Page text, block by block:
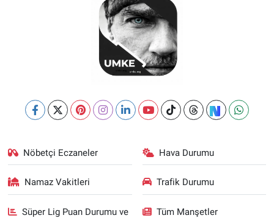
Nöbetçi Eczaneler Hava Durumu
Namaz Vakitleri Trafik Durumu
Süper Lig Puan Durumu ve
Tüm Manşetler